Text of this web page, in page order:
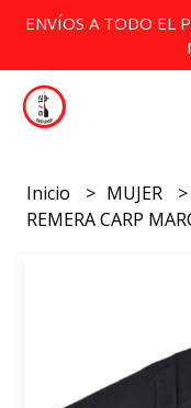
ENVÍOS A TODO EL
Inicio MUJER
REMERA CARP